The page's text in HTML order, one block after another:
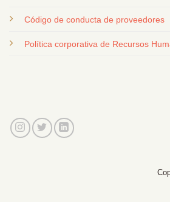
Código de conducta de proveedores
Política corporativa de Recursos